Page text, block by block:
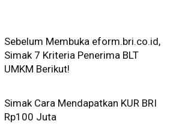
Sebelum Membuka eform.bri.co.id,
Simak 7 Kriteria Penerima BLT
UMKM Berikut!
Simak Cara Mendapatkan KUR BRI
Rp100 Juta